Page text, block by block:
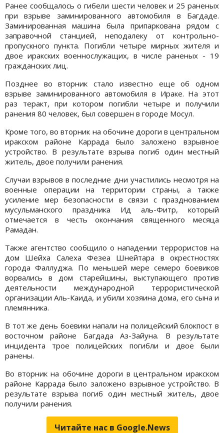
Ранее сообщалось о гибели шести человек и 25 раненых
при взрыве заминированного автомобиля в Багдаде.
Заминированная машина была припаркована рядом с
заправочной станцией, неподалеку от контрольно-
пропускного пункта. Погибли четыре мирных жителя и
двое иракских военнослужащих, в числе раненых - 19
гражданских лиц.
Позднее во вторник стало известно еще об одном
взрыве заминированного автомобиля в Ираке. На этот
раз теракт, при котором погибли четыре и получили
ранения 80 человек, был совершен в городе Мосул.
Кроме того, во вторник на обочине дороги в центральном
иракском районе Каррада было заложено взрывное
устройство. В результате взрыва погиб один местный
житель, двое получили ранения.
Случаи взрывов в последние дни участились несмотря на
военные операции на территории страны, а также
усиление мер безопасности в связи с празднованием
мусульманского праздника Ид аль-Фитр, который
отмечается в честь окончания священного месяца
Рамадан.
Также агентство сообщило о нападении террористов на
дом Шейха Салеха Фезеа Шнейтара в окрестностях
города Фаллуджа. По меньшей мере семеро боевиков
ворвались в дом старейшины, выступающего против
деятельности международной террористической
организации Аль-Каида, и убили хозяина дома, его сына и
племянника.
В тот же день боевики напали на полицейский блокпост в
восточном районе Багдада Аз-Зайуна. В результате
инцидента трое полицейских погибли и двое были
ранены.
Во вторник на обочине дороги в центральном иракском
районе Каррада было заложено взрывное устройство. В
результате взрыва погиб один местный житель, двое
получили ранения.
Читайте нас в Google.News